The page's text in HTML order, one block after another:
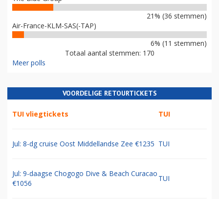
21% (36 stemmen)
Air-France-KLM-SAS(-TAP)
6% (11 stemmen)
Totaal aantal stemmen: 170
Meer polls
VOORDELIGE RETOURTICKETS
TUI vliegtickets TUI
Jul: 8-dg cruise Oost Middellandse Zee €1235 TUI
Jul: 9-daagse Chogogo Dive & Beach Curacao
€1056
TUI